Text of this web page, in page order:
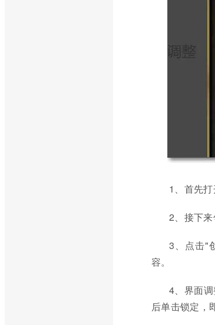
1、首先打
2、接下来
3、点击"
容。
4、界面
后单击锁定，